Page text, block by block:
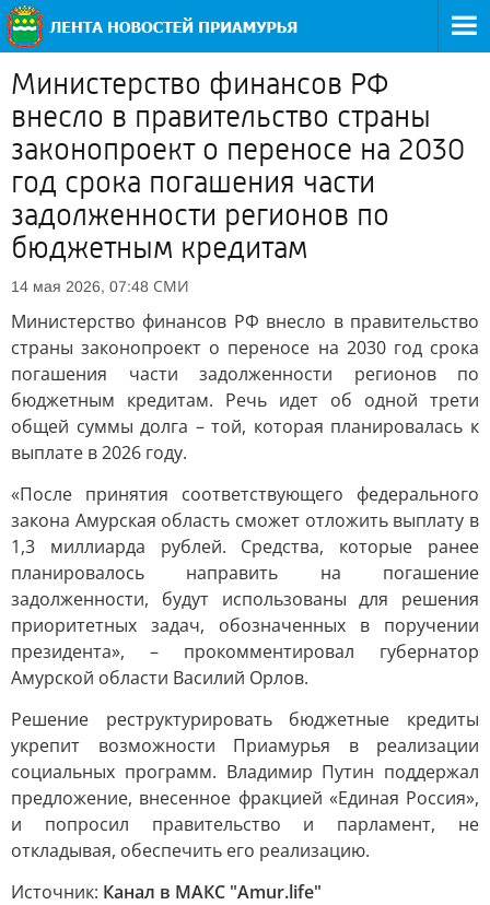
Министерство финансов РФ
внесло в правительство страны
законопроект о переносе на 2030
год срока погашения части
задолженности регионов по
бюджетным кредитам
14 мая 2026, 07:48 СМИ
Министерство финансов РФ внесло в правительство
страны законопроект о переносе на 2030 год срока
погашения части задолженности регионов по
бюджетным кредитам. Речь идет об одной трети
общей суммы долга – той, которая планировалась к
выплате в 2026 году.
«После принятия соответствующего федерального
закона Амурская область сможет отложить выплату в
1,3 миллиарда рублей. Средства, которые ранее
планировалось направить на погашение
задолженности, будут использованы для решения
приоритетных задач, обозначенных в поручении
президента», – прокомментировал губернатор
Амурской области Василий Орлов.
Решение реструктурировать бюджетные кредиты
укрепит возможности Приамурья в реализации
социальных программ. Владимир Путин поддержал
предложение, внесенное фракцией «Единая Россия»,
и попросил правительство и парламент, не
откладывая, обеспечить его реализацию.
Источник: Канал в МАКС "Аmur.life"